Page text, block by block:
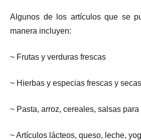
Algunos de los artículos que se
manera incluyen:
~ Frutas y verduras frescas
~ Hierbas y especias frescas y secas
~ Pasta, arroz, cereales, salsas para
~ Artículos lácteos, queso, leche,